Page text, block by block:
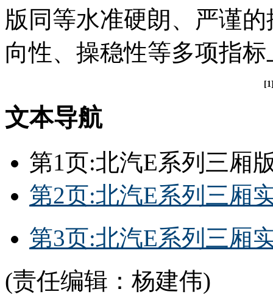
版同等水准硬朗、严谨
向性、操稳性等多项指
文本导航
第1页:北汽E系列三厢
第2页:北汽E系列三厢
第3页:北汽E系列三厢
(责任编辑：杨建伟)